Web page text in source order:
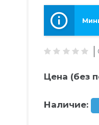
Цена (без
Наличие: